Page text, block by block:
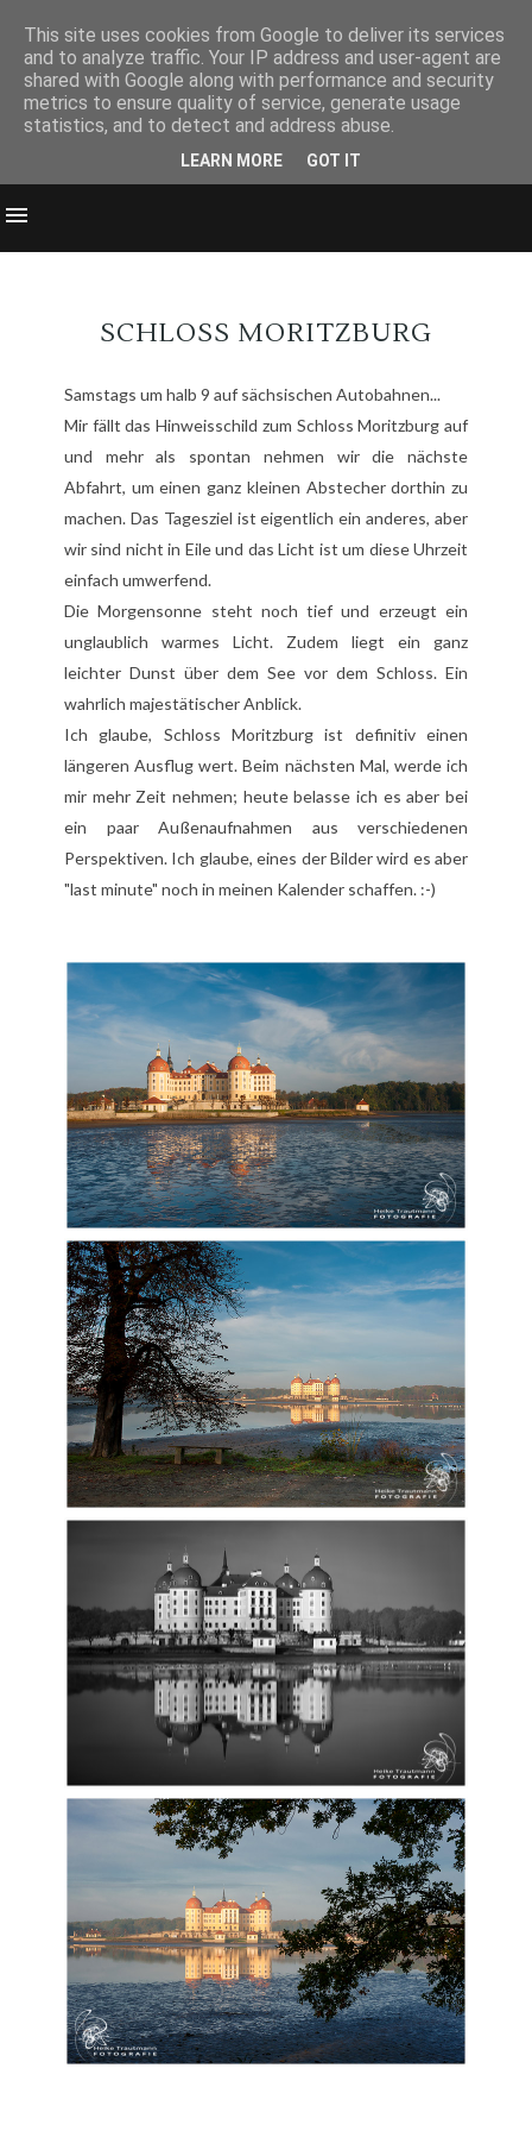
SCHLOSS MORITZBURG
Samstags um halb 9 auf sächsischen Autobahnen...
Mir fällt das Hinweisschild zum Schloss Moritzburg auf
und mehr als spontan nehmen wir die nächste
Abfahrt, um einen ganz kleinen Abstecher dorthin zu
machen. Das Tagesziel ist eigentlich ein anderes, aber
wir sind nicht in Eile und das Licht ist um diese Uhrzeit
einfach umwerfend.
Die Morgensonne steht noch tief und erzeugt ein
unglaublich warmes Licht. Zudem liegt ein ganz
leichter Dunst über dem See vor dem Schloss. Ein
wahrlich majestätischer Anblick.
Ich glaube, Schloss Moritzburg ist definitiv einen
längeren Ausflug wert. Beim nächsten Mal, werde ich
mir mehr Zeit nehmen; heute belasse ich es aber bei
ein paar Außenaufnahmen aus verschiedenen
Perspektiven. Ich glaube, eines der Bilder wird es aber
"last minute" noch in meinen Kalender schaffen. :-)
This site uses cookies from Google to deliver its services
and to analyze traffic. Your IP address and user-agent are
shared with Google along with performance and security
metrics to ensure quality of service, generate usage
statistics, and to detect and address abuse.
LEARN MORE GOT IT